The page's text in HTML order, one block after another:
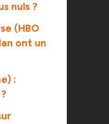
nuls ?
(HBO
ont un
: